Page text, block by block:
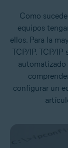
Como
equipos
ellos. Para la
TCP/IP. TCP/
automatizado
configurar un